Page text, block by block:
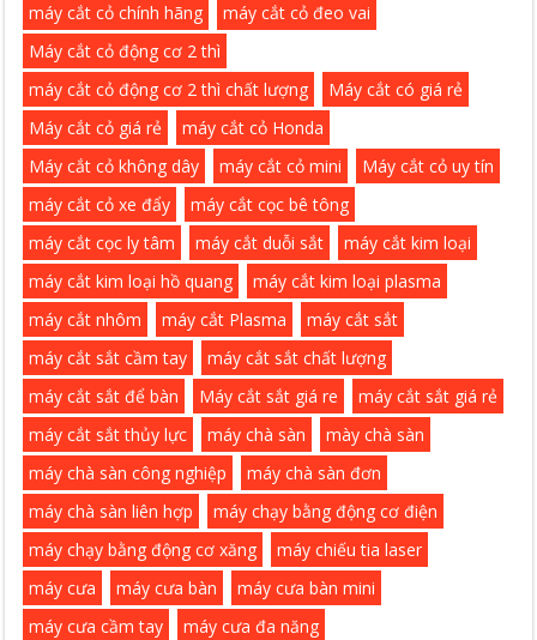
máy cắt cỏ chính hãng
máy cắt cỏ đeo vai
Máy cắt cỏ động cơ 2 thì
máy cắt cỏ động cơ 2 thì chất lượng
Máy cắt có giá rẻ
Máy cắt cỏ giá rẻ
máy cắt cỏ Honda
Máy cắt cỏ không dây
máy cắt cỏ mini
Máy cắt cỏ uy tín
máy cắt cỏ xe đẩy
máy cắt cọc bê tông
máy cắt cọc ly tâm
máy cắt duỗi sắt
máy cắt kim loại
máy cắt kim loại hồ quang
máy cắt kim loại plasma
máy cắt nhôm
máy cắt Plasma
máy cắt sắt
máy cắt sắt cầm tay
máy cắt sắt chất lượng
máy cắt sắt để bàn
Máy cắt sắt giá re
máy cắt sắt giá rẻ
máy cắt sắt thủy lực
máy chà sàn
mày chà sàn
máy chà sàn công nghiệp
máy chà sàn đơn
máy chà sàn liên hợp
máy chạy bằng động cơ điện
máy chạy bằng động cơ xăng
máy chiếu tia laser
máy cưa
máy cưa bàn
máy cưa bàn mini
máy cưa cầm tay
máy cưa đa năng